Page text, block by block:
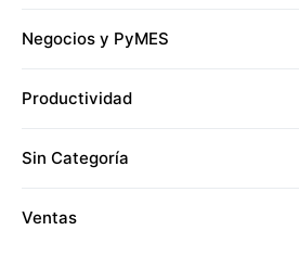
Negocios y PyMES
Productividad
Sin Categoría
Ventas